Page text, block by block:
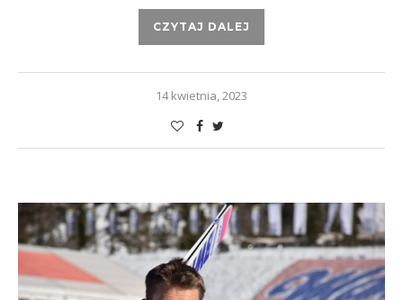
CZYTAJ DALEJ
14 kwietnia, 2023